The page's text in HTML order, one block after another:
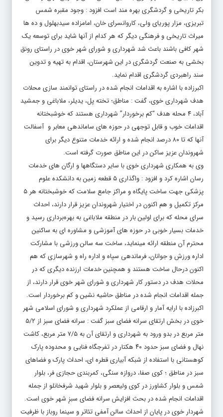
تبریزی، مزار پوریای ولی، کاروانسرای خان، امامزاده سیدبهلول و ده ها
میراث تاریخی و فرهنگی دیگر که هر کدام از آنها شاید برای توسعه یک
شهر کافی باشند باعث شد شهرداری و شورای شهر خوی در راستای رونق
بخشی به صنعت گردشگری در این شهرستان، اقدام به تهیه و تدوین
سند راهبردی گردشگری اقدام نماید.
اکبرزاده با اشاره به اقدامات انجام شده در راستای توانمند سازی محلات
هدف شهرداری خوی، گفت : مناطق؛ تخته پل، یدیلر، ملاباغی و جمشید
آباد، ۴ محله هدف “کم برخوردار” شهرداری هستند که خوشبختانه
اقدامات خوب و قابل توجهی در حوزه های ساماندهی معابر و ‌ آسفالت
آنها که تا ۸۰ درصد انجام شده و ارائه خدمات متنوع دیگر برای
شهروندان عزیز ساکن در این مناطق صورت گرفته است.
وی به همکاری شهرداری خوی با سایر دستگاهها و ارگان های خدمات
رسان اشاره کرد و افزود : واگذاری ۵ قطعه زمین به دانشکده علوم
مرکز تکمیل و هم اکنون در اختیار شهروندان عزیز قرار دارند، احداث
سرای محله که برای اولین بار در منطقه ملاباغی به بهره‌برداری رسید و
خدمات بسیار خوبی در حوزه های آموزشی و مشاوره ای به ساکنین
محترم آن منطقه ارائه مینماید، ساخت سه سالن ورزشی با مشارکت
اداره ورزش و جوانان، فرماندهی سپاه و اداره راه و شهرسازی که هم
اکنون درحال ساخت هستند و همچنین خدمات ارزنده دیگری که در
محلات هدف در دستور کار شهرداری و شورای شهر خوی قرار دارند، از
جمله اقدامات انجام شده در مناطق حاشیه نشین و کم برخوردار است.
اکبرزاده با ارایه آمار و ارقامی از عملکرد شهرداری و شورای اسلامی شهر
خوی در بخش ارتقای سرانه فضای سبز گفت : سرانه فضای سبز از ۵/۲
متر مربع در بدو ورود به شهرداری و ارتقای آن به ۷/۵ متر مربع، کاشت
نهال و فضای سبز حدود ۴۰ هکتار در تفرجگاه فنایی و محدوده پارک
کوهستانی با استفاده از شبکه آبیاری قطره ای، احداث پارک و فضاهای
سبز در مناطق ؛ کوی صفا، دروازه سنگی، کمربندی حجازی فر، بلوار
شمس و بلوار کشاورز در کوی ولیعصر و بلوار شهید شرفخانلو از جمله
اقدامات انجام شده در بحث افزایش سرانه فضای سبزِ شهر خوی است.
شهردار خوی در پایان از احداث سالن آمفی تئاتر و سینما روباز با ظرفیت
۱۰ هزار نفر در محل پارک کوهستانی شهرداری خوی خبرداد و افزود : با